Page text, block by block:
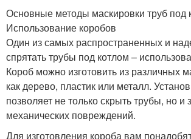
Основные методы маскировки труб под
Использование коробов
Один из самых распространенных и
спрятать трубы под котлом –
Короб можно изготовить из различных
как дерево, пластик или металл.
позволяет не только скрыть трубы, но и
механических повреждений.
Для изготовления короба вам